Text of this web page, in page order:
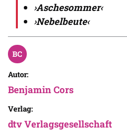
›Aschesommer‹
›Nebelbeute‹
Autor:
Benjamin Cors
Verlag:
dtv Verlagsgesellschaft